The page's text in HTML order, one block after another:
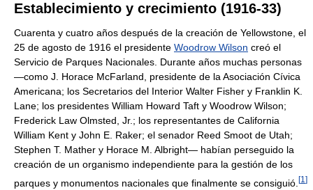
Establecimiento y crecimiento (1916-33)
Cuarenta y cuatro años después de la creación de Yellowstone, el
25 de agosto de 1916 el presidente Woodrow Wilson creó el
Servicio de Parques Nacionales. Durante años muchas personas
—como J. Horace McFarland, presidente de la Asociación Cívica
Americana; los Secretarios del Interior Walter Fisher y Franklin K.
Lane; los presidentes William Howard Taft y Woodrow Wilson;
Frederick Law Olmsted, Jr.; los representantes de California
William Kent y John E. Raker; el senador Reed Smoot de Utah;
Stephen T. Mather y Horace M. Albright— habían perseguido la
creación de un organismo independiente para la gestión de los
parques y monumentos nacionales que finalmente se consiguió. [1 ]